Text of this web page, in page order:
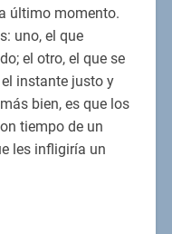
último momento.
uno, el que
el otro, el que se
instante justo y
bien, es que los
tiempo de un
les infligiría un